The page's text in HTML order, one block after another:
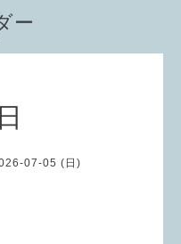
ー
07-05 (日)